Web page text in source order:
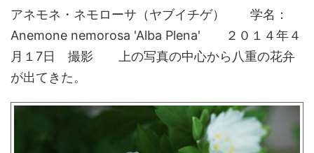
アネモネ・ネモローサ（ヤブイチゲ） 学名：
Anemone nemorosa 'Alba Plena' ２０１４年４
月１7日 撮影 上の写真の中心から八重の花弁
が出てきた。